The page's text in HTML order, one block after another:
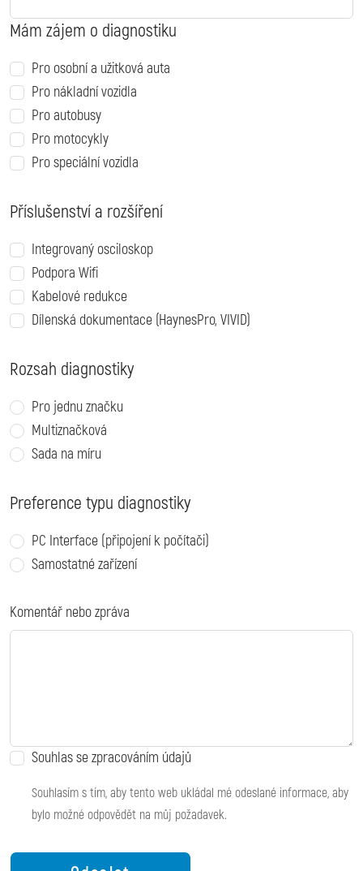
Mám zájem o diagnostiku
Pro osobní a užitková auta
Pro nákladní vozidla
Pro autobusy
Pro motocykly
Pro speciální vozidla
Příslušenství a rozšíření
Integrovaný osciloskop
Podpora Wifi
Kabelové redukce
Dílenská dokumentace (HaynesPro, VIVID)
Rozsah diagnostiky
Pro jednu značku
Multiznačková
Sada na míru
Preference typu diagnostiky
PC Interface (připojení k počítači)
Samostatné zařízení
Komentář nebo zpráva
Souhlas se zpracováním údajů
Souhlasím s tím, aby tento web ukládal mé odeslané informace, aby
bylo možné odpovědět na můj požadavek.